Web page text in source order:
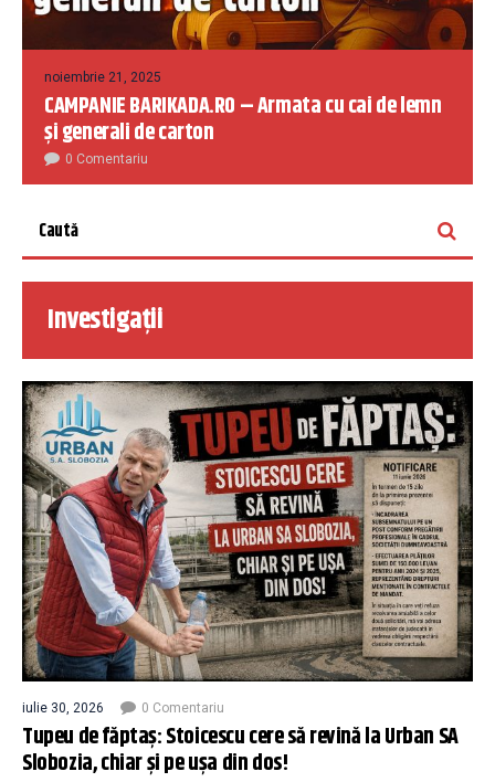
noiembrie 21, 2025
CAMPANIE BARIKADA.RO – Armata cu cai de lemn
și generali de carton
0 Comentariu
Investigații
iulie 30, 2026 0 Comentariu
Tupeu de făptaș: Stoicescu cere să revină la Urban SA
Slobozia, chiar și pe ușa din dos!